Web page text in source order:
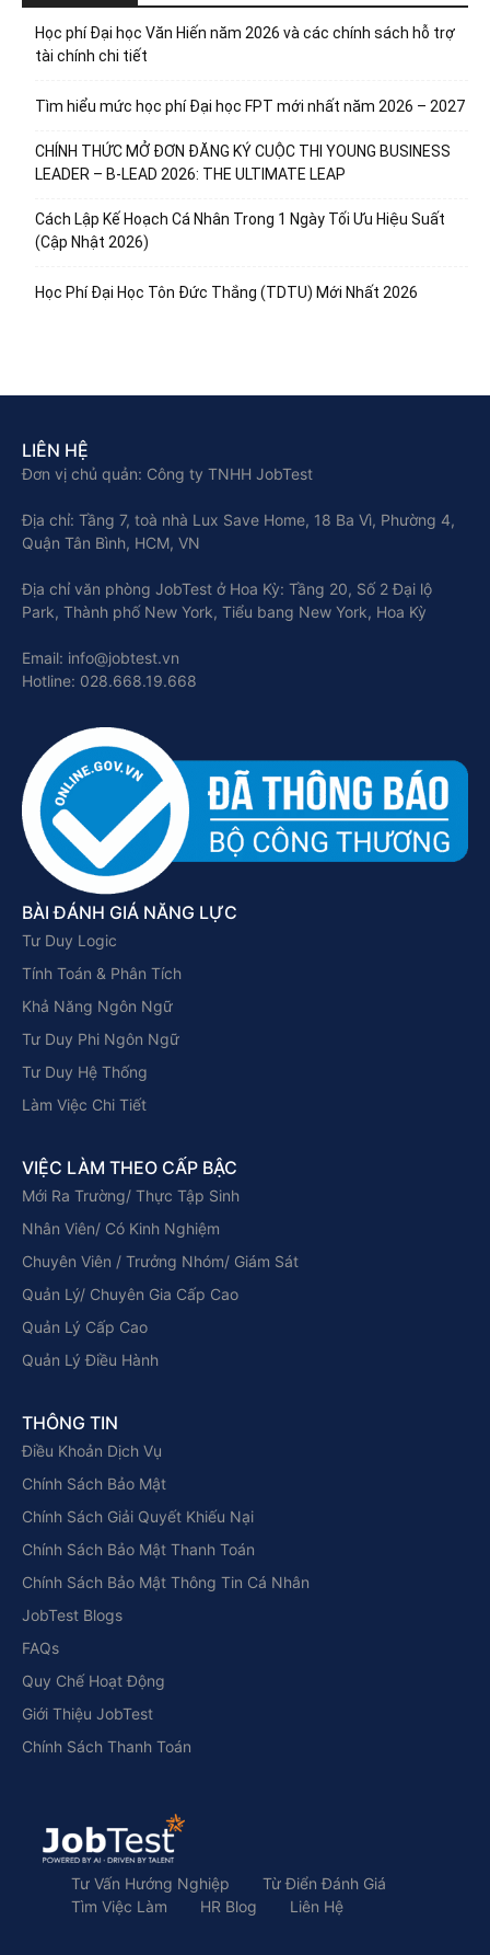
Học phí Đại học Văn Hiến năm 2026 và các chính sách hỗ trợ
tài chính chi tiết
Tìm hiểu mức học phí Đại học FPT mới nhất năm 2026 – 2027
CHÍNH THỨC MỞ ĐƠN ĐĂNG KÝ CUỘC THI YOUNG BUSINESS
LEADER – B-LEAD 2026: THE ULTIMATE LEAP
Cách Lập Kế Hoạch Cá Nhân Trong 1 Ngày Tối Ưu Hiệu Suất
(Cập Nhật 2026)
Học Phí Đại Học Tôn Đức Thắng (TDTU) Mới Nhất 2026
LIÊN HỆ
Đơn vị chủ quản: Công ty TNHH JobTest
Địa chỉ: Tầng 7, toà nhà Lux Save Home, 18 Ba Vì, Phường 4,
Quận Tân Bình, HCM, VN
Địa chỉ văn phòng JobTest ở Hoa Kỳ: Tầng 20, Số 2 Đại lộ
Park, Thành phố New York, Tiểu bang New York, Hoa Kỳ
Email: info@jobtest.vn
Hotline: 028.668.19.668
BÀI ĐÁNH GIÁ NĂNG LỰC
Tư Duy Logic
Tính Toán & Phân Tích
Khả Năng Ngôn Ngữ
Tư Duy Phi Ngôn Ngữ
Tư Duy Hệ Thống
Làm Việc Chi Tiết
VIỆC LÀM THEO CẤP BẬC
Mới Ra Trường/ Thực Tập Sinh
Nhân Viên/ Có Kinh Nghiệm
Chuyên Viên / Trưởng Nhóm/ Giám Sát
Quản Lý/ Chuyên Gia Cấp Cao
Quản Lý Cấp Cao
Quản Lý Điều Hành
THÔNG TIN
Điều Khoản Dịch Vụ
Chính Sách Bảo Mật
Chính Sách Giải Quyết Khiếu Nại
Chính Sách Bảo Mật Thanh Toán
Chính Sách Bảo Mật Thông Tin Cá Nhân
JobTest Blogs
FAQs
Quy Chế Hoạt Động
Giới Thiệu JobTest
Chính Sách Thanh Toán
Tư Vấn Hướng Nghiệp
Từ Điển Đánh Giá
Tìm Việc Làm
HR Blog Liên Hệ